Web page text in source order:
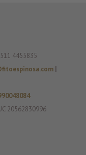
4455835
|
20562830996